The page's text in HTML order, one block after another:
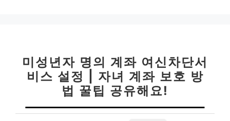
미성년자 명의 계좌 여신차단서
비스 설정 | 자녀 계좌 보호 방
법 꿀팁 공유해요!